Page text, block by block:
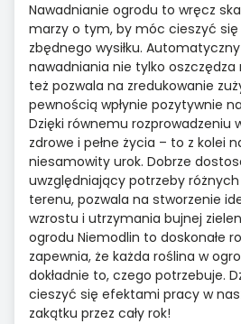
Nawadnianie ogrodu to wręcz
marzy o tym, by móc cieszyć się
zbędnego wysiłku.
nawadniania nie tylko oszczędza
też pozwala na zredukowanie
pewnością wpłynie pozytywnie
Dzięki równemu rozprowadzeniu
zdrowe i pełne życia – to z kolei
niesamowity urok. Dobrze
uwzględniający potrzeby
terenu, pozwala na stworzenie
wzrostu i utrzymania bujnej
ogrodu Niemodlin to doskonałe
zapewnia, że każda roślina w
dokładnie to, czego potrzebuje.
cieszyć się efektami pracy w
zakątku przez cały rok!